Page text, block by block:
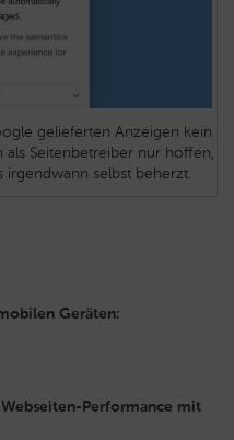
gelieferten Anzeigen kein
Seitenbetreiber nur hoffen,
irgendwann selbst beherzt.
Geräten:
Performance mit